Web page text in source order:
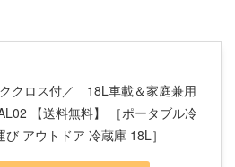
クロス付／ 18L車載＆家庭兼用
【送料無料】 ［ポータブル冷
アウトドア 冷蔵庫 18L］